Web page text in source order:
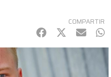
COMPARTIR
Facebook
Twitter
mail